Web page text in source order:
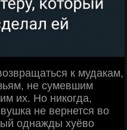
к мудакам,
не сумевшим
их. Но никогда,
не вернется во
однажды хуёво